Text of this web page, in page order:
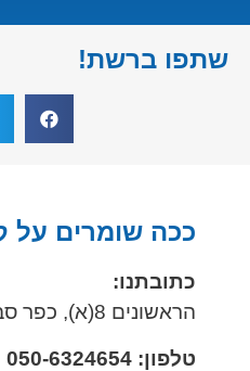
שתפו ברשת!
ככה שומרים על
כתובתנו:
הראשונים 8(א), כפר סבא 4439211
טלפון: 050-6324654